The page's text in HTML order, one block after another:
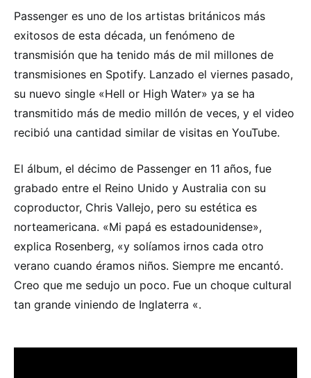
Passenger es uno de los artistas británicos más
exitosos de esta década, un fenómeno de
transmisión que ha tenido más de mil millones de
transmisiones en Spotify. Lanzado el viernes pasado,
su nuevo single «Hell or High Water» ya se ha
transmitido más de medio millón de veces, y el video
recibió una cantidad similar de visitas en YouTube.
El álbum, el décimo de Passenger en 11 años, fue
grabado entre el Reino Unido y Australia con su
coproductor, Chris Vallejo, pero su estética es
norteamericana. «Mi papá es estadounidense»,
explica Rosenberg, «y solíamos irnos cada otro
verano cuando éramos niños. Siempre me encantó.
Creo que me sedujo un poco. Fue un choque cultural
tan grande viniendo de Inglaterra «.